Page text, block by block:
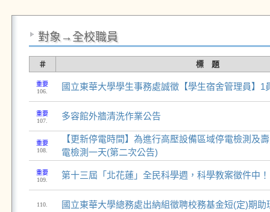
對象→全校職員
＃ 標 題
重要
106.
國立東華大學學生事務處誠徵【學生宿舍管理員】1
重要
107.
多容館外牆清洗作業公告
重要
108.
【更新停電時間】為進行高壓設備區域停電檢測及
電檢測一天(第二次公告)
重要
109.
第十三屆「北花蓮」全民科學週，科學教案徵件中！
110. 國立東華大學總務處出納組徵聘校務基金短(定)期助